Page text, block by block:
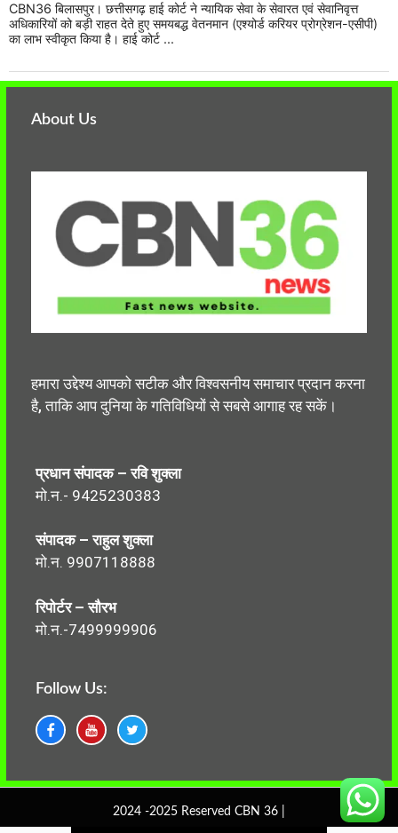
CBN36 बिलासपुर। छत्तीसगढ़ हाई कोर्ट ने न्यायिक सेवा के सेवारत एवं सेवानिवृत्त
अधिकारियों को बड़ी राहत देते हुए समयबद्ध वेतनमान (एश्योर्ड करियर प्रोग्रेशन-एसीपी)
का लाभ स्वीकृत किया है। हाई कोर्ट ...
About Us
हमारा उद्देश्य आपको सटीक और विश्वसनीय समाचार प्रदान करना
है, ताकि आप दुनिया के गतिविधियों से सबसे आगाह रह सकें।
प्रधान संपादक – रवि शुक्ला
मो.न.- 9425230383
संपादक – राहुल शुक्ला
मो.न. 9907118888
रिपोर्टर – सौरभ
मो.न.-7499999906
Follow Us:
2024 -2025 Reserved CBN 36 |